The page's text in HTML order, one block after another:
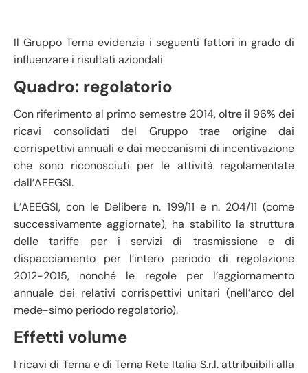
Il Gruppo Terna evidenzia i seguenti fattori in grado di
influenzare i risultati aziondali
Quadro: regolatorio
Con riferimento al primo semestre 2014, oltre il 96% dei
ricavi consolidati del Gruppo trae origine dai
corrispettivi annuali e dai meccanismi di incentivazione
che sono riconosciuti per le attività regolamentate
dall’AEEGSI.
L’AEEGSI, con le Delibere n. 199/11 e n. 204/11 (come
successivamente aggiornate), ha stabilito la struttura
delle tariffe per i servizi di trasmissione e di
dispacciamento per l’intero periodo di regolazione
2012-2015, nonché le regole per l’aggiornamento
annuale dei relativi corrispettivi unitari (nell’arco del
mede-simo periodo regolatorio).
Effetti volume
I ricavi di Terna e di Terna Rete Italia S.r.l. attribuibili alla